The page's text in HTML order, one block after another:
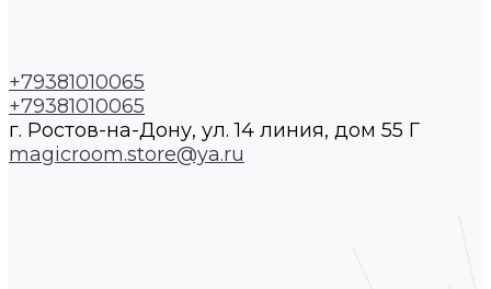
+79381010065
+79381010065
г. Ростов-на-Дону, ул. 14 линия, дом 55 Г
magicroom.store@ya.ru